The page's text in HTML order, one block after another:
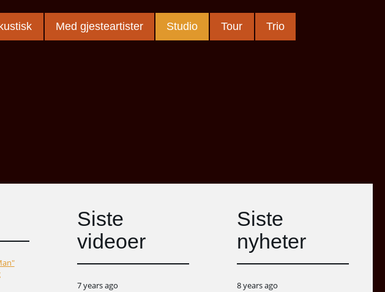
Med gjesteartister Studio Tour Trio
Siste
videoer
7 years ago
Siste
nyheter
8 years ago